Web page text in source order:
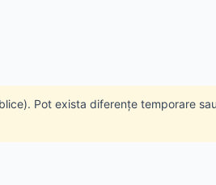
Pot exista diferențe temporare